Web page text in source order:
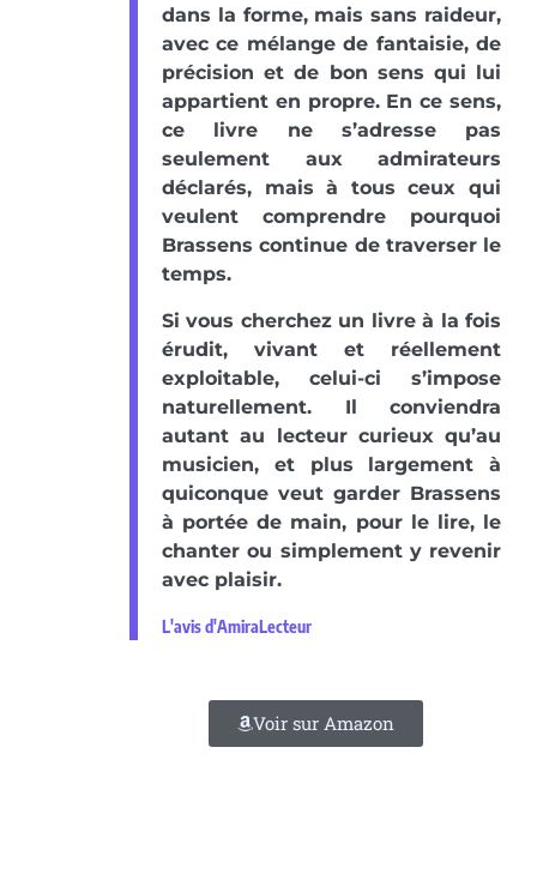
dans la forme, mais sans raideur,
avec ce mélange de fantaisie, de
précision et de bon sens qui lui
appartient en propre. En ce sens,
ce livre ne s’adresse pas
seulement aux admirateurs
déclarés, mais à tous ceux qui
veulent comprendre pourquoi
Brassens continue de traverser le
temps.
Si vous cherchez un livre à la fois
érudit, vivant et réellement
exploitable, celui-ci s’impose
naturellement. Il conviendra
autant au lecteur curieux qu’au
musicien, et plus largement à
quiconque veut garder Brassens
à portée de main, pour le lire, le
chanter ou simplement y revenir
avec plaisir.
L'avis d'AmiraLecteur
Voir sur Amazon